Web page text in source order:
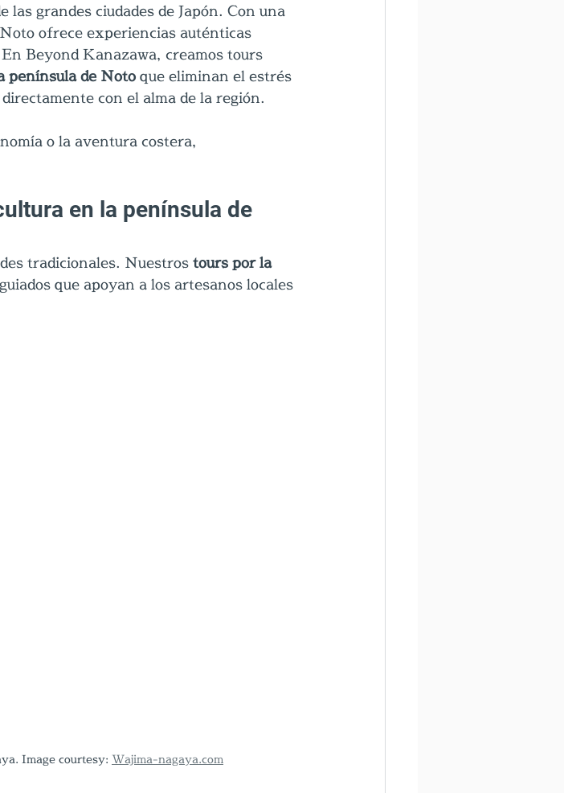
grandes ciudades de Japón. Con una
ofrece experiencias auténticas
Beyond Kanazawa, creamos tours
península de Noto que eliminan el estrés
con el alma de la región.
o la aventura costera,
en la península de
tradicionales. Nuestros tours por la
que apoyan a los artesanos locales
Image courtesy: Wajima-nagaya.com